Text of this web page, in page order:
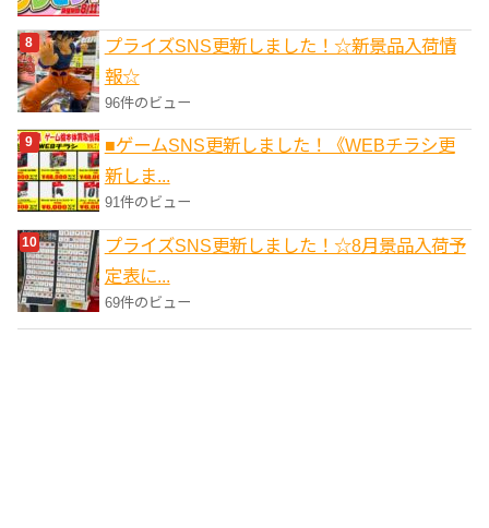
プライズSNS更新しました！☆新景品入荷情
報☆
96件のビュー
■ゲームSNS更新しました！《WEBチラシ更
新しま...
91件のビュー
プライズSNS更新しました！☆8月景品入荷予
定表に...
69件のビュー